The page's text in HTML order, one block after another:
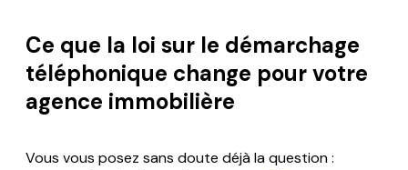
Ce que la loi sur le démarchage
téléphonique change pour votre
agence immobilière
Vous vous posez sans doute déjà la question :